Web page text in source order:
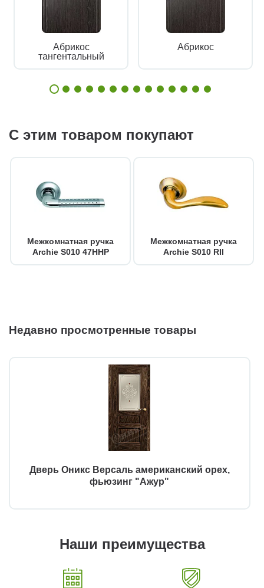
Абрикос
тангентальный
Абрикос
С этим товаром покупают
Межкомнатная ручка
Archie S010 47HHP
Межкомнатная ручка
Archie S010 RII
Недавно просмотренные товары
Дверь Оникс Версаль американский орех,
фьюзинг "Ажур"
Наши преимущества